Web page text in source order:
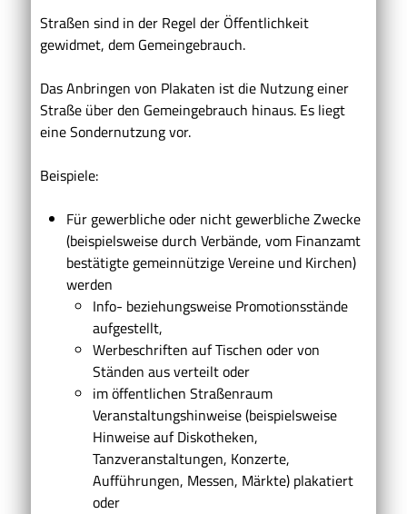
Straßen sind in der Regel der Öffentlichkeit
gewidmet, dem Gemeingebrauch.
Das Anbringen von Plakaten ist die Nutzung einer
Straße über den Gemeingebrauch hinaus. Es liegt
eine Sondernutzung vor.
Beispiele:
Für gewerbliche oder nicht gewerbliche Zwecke
(beispielsweise durch Verbände, vom Finanzamt
bestätigte gemeinnützige Vereine und Kirchen)
werden
Info- beziehungsweise Promotionsstände
aufgestellt,
Werbeschriften auf Tischen oder von
Ständen aus verteilt oder
im öffentlichen Straßenraum
Veranstaltungshinweise (beispielsweise
Hinweise auf Diskotheken,
Tanzveranstaltungen, Konzerte,
Aufführungen, Messen, Märkte) plakatiert
oder